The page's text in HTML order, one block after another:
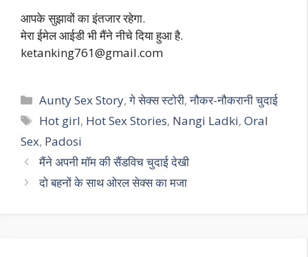
आपके सुझावों का इंतजार रहेगा.
मेरा ईमेल आईडी भी मैंने नीचे दिया हुआ है.
ketanking761@gmail.com
Categories
Aunty Sex Story,गे सेक्स स्टोरी,नौकर-नौकरानी चुदाई
Tags
Hot girl, Hot Sex Stories, Nangi Ladki,Oral
Sex, Padosi
मैंने अपनी मॉम की सैंडविच चुदाई देखी
दो बहनों के साथ ओरल सेक्स का मजा